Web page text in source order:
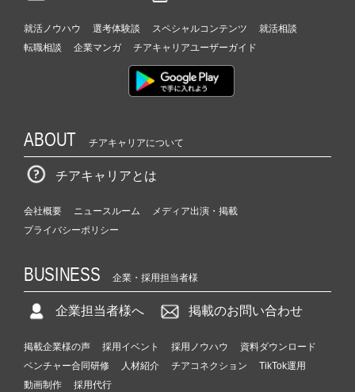
就活ノウハウ 選考体験談 スペシャルコンテンツ
就活相談
転職相談
企業マンガ チアキャリアユーザーガイド
ABOUT チアキャリアについて
チアキャリアとは
会社概要 ニュースルーム
メディア出演・掲載
プライバシーポリシー
BUSINESS 企業・採用担当者様
企業担当者様へ 掲載のお問い合わせ
掲載企業様の声 採用イベント 採用ノウハウ
資料ダウンロード
ベンチャー合同研修
人材紹介 チアコネクション
TikTok運用
動画制作
採用代行